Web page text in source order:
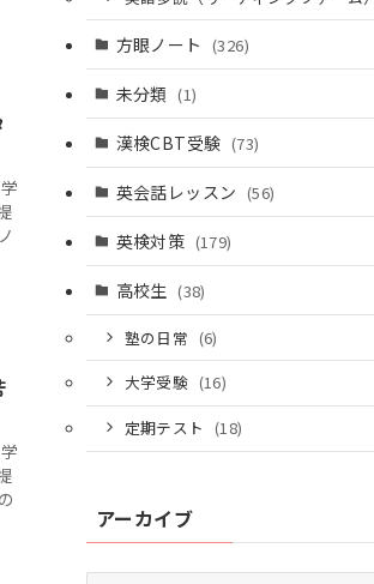
方眼ノート (326)
未分類 (1)
漢検CBT受験 (73)
英会話レッスン (56)
英検対策 (179)
高校生 (38)
塾の日常 (6)
大学受験 (16)
定期テスト (18)
アーカイブ